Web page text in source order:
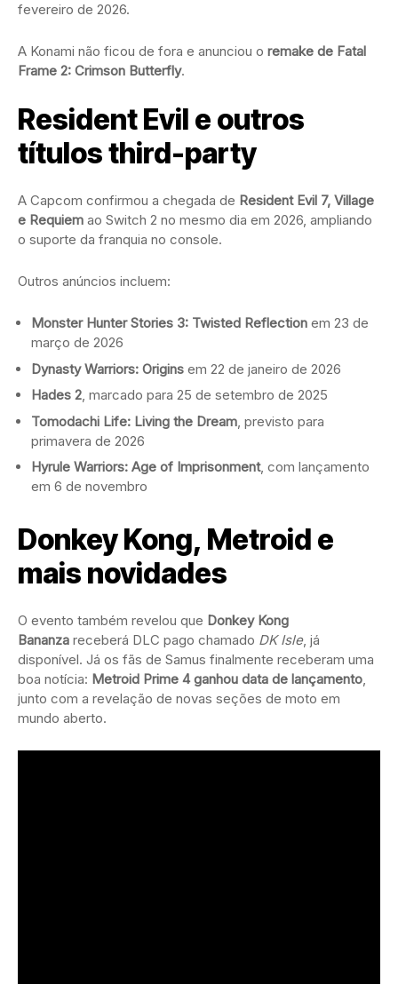
fevereiro de 2026.
A Konami não ficou de fora e anunciou o remake de Fatal
Frame 2: Crimson Butterfly.
Resident Evil e outros
títulos third-party
A Capcom confirmou a chegada de Resident Evil 7, Village
e Requiem ao Switch 2 no mesmo dia em 2026, ampliando
o suporte da franquia no console.
Outros anúncios incluem:
Monster Hunter Stories 3: Twisted Reflection em 23 de
março de 2026
Dynasty Warriors: Origins em 22 de janeiro de 2026
Hades 2, marcado para 25 de setembro de 2025
Tomodachi Life: Living the Dream , previsto para
primavera de 2026
Hyrule Warriors: Age of Imprisonment, com lançamento
em 6 de novembro
Donkey Kong, Metroid e
mais novidades
O evento também revelou que Donkey Kong
Bananza receberá DLC pago chamado DK Isle, já
disponível. Já os fãs de Samus finalmente receberam uma
boa notícia: Metroid Prime 4 ganhou data de lançamento,
junto com a revelação de novas seções de moto em
mundo aberto.